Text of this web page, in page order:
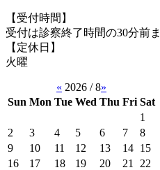
【受付時間】
受付は診察終了時間の30分前
【定休日】
火曜
« 2026 / 8»
Sun Mon Tue Wed Thu Fri Sat
1
2
3 4 5 6 7
8
9
10 11 12 13 14 15
16
17 18 19 20 21
22